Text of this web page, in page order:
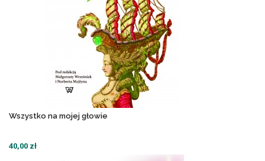
Wszystko na mojej głowie
40,00 zł